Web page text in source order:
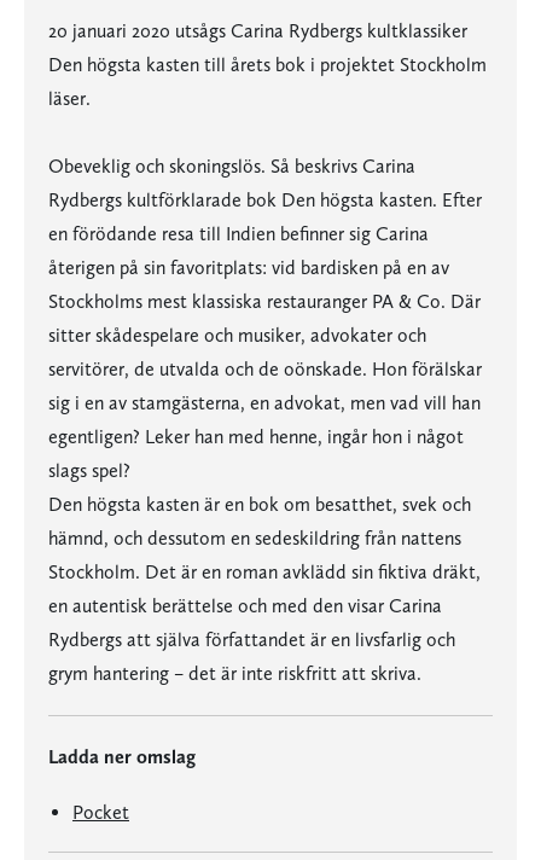
20 januari 2020 utsågs Carina Rydbergs kultklassiker
Den högsta kasten till årets bok i projektet Stockholm
läser.
Obeveklig och skoningslös. Så beskrivs Carina
Rydbergs kultförklarade bok Den högsta kasten. Efter
en förödande resa till Indien befinner sig Carina
återigen på sin favoritplats: vid bardisken på en av
Stockholms mest klassiska restauranger PA & Co. Där
sitter skådespelare och musiker, advokater och
servitörer, de utvalda och de oönskade. Hon förälskar
sig i en av stamgästerna, en advokat, men vad vill han
egentligen? Leker han med henne, ingår hon i något
slags spel?
Den högsta kasten är en bok om besatthet, svek och
hämnd, och dessutom en sedeskildring från nattens
Stockholm. Det är en roman avklädd sin fiktiva dräkt,
en autentisk berättelse och med den visar Carina
Rydbergs att själva författandet är en livsfarlig och
grym hantering – det är inte riskfritt att skriva.
Ladda ner omslag
Pocket